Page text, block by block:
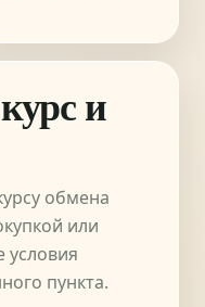
и
обмена
или
условия
пункта.